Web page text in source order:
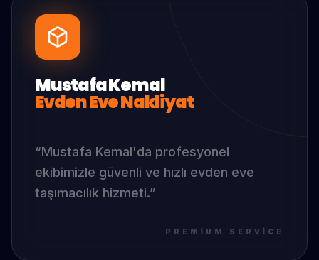
Mustafa Kemal
Evden Eve Nakliyat
“Mustafa Kemal'da profesyonel
ekibimizle güvenli ve hızlı evden eve
taşımacılık hizmeti.”
PREMIUM SERVICE